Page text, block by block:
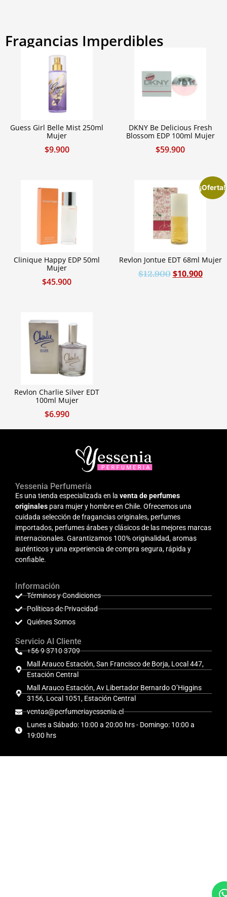
Fragancias Imperdibles
Guess Girl Belle Mist 250ml
Mujer
$9.900
DKNY Be Delicious Fresh
Blossom EDP 100ml Mujer
$59.900
Clinique Happy EDP 50ml
Mujer
$45.900
¡Oferta!
Revlon Jontue EDT 68ml Mujer
$12.900 $10.900
Revlon Charlie Silver EDT
100ml Mujer
$6.990
Yessenia Perfumería
Es una tienda especializada en la venta de perfumes
originales para mujer y hombre en Chile. Ofrecemos una
cuidada selección de fragancias originales, perfumes
importados, perfumes árabes y clásicos de las mejores marcas
internacionales. Garantizamos 100% originalidad, aromas
auténticos y una experiencia de compra segura, rápida y
confiable.
Información
Términos y Condiciones
Políticas de Privacidad
Quiénes Somos
Servicio Al Cliente
+56 9 3710 3709
Mall Arauco Estación, San Francisco de Borja, Local 447,
Estación Central
Mall Arauco Estación, Av Libertador Bernardo O’Higgins
3156, Local 1051, Estación Central
ventas@perfumeriayessenia.cl
Lunes a Sábado: 10:00 a 20:00 hrs - Domingo: 10:00 a
19:00 hrs